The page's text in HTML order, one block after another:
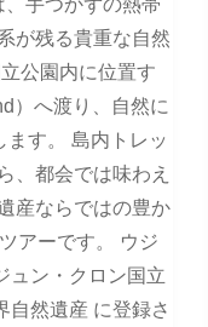
手つかずの熱帯
が残る貴重な自然
公園内に位置す
）へ渡り、自然に
す。 島内トレッ
、都会では味わえ
産ならではの豊か
アーです。 ウジ
ュン・クロン国立
自然遺産 に登録さ